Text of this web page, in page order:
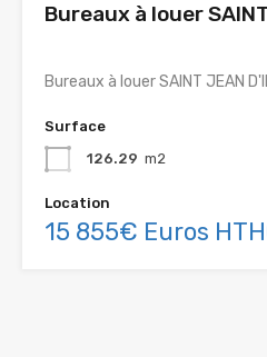
Bureaux à louer
Bureaux à louer SAINT JEAN
Surface
126.29 m2
Location
15 855€ Euros